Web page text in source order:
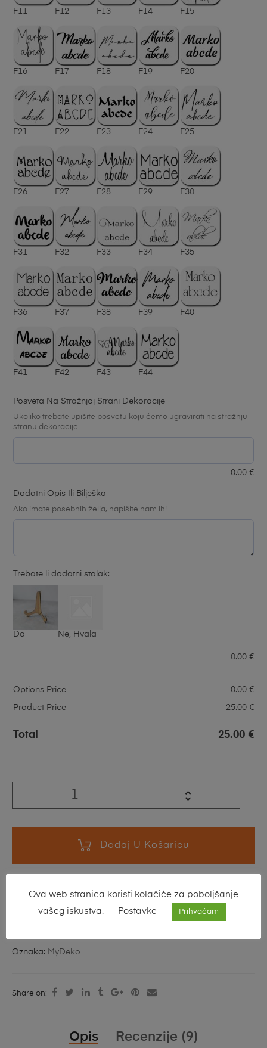
F11 F12 F13 F14 F15
F16 F17 F18 F19 F20
F21 F22 F23 F24 F25
F26 F27 F28 F29 F30
F31 F32 F33 F34 F35
F36 F37 F38 F39 F40
F41 F42 F43 F44
Posveta Na Stražnjoj Strani Dekoracije
Ukoliko trebate upišite posvetu koju ćemo ugravirati na stražnju
stranu dekoracije
0.00 €
Dodatni Opis Ili Bilješka
Ako imate posebnih želja, napišite nam ih!
Trebate li dodatni stalak:
Da Ne, Hvala
0.00 €
Options Price 0.00 €
Product Price 25.00 €
Total 25.00 €
Dodaj U Košaricu
SKU:MyDeko-031
Kategorije:Drveni krugovi & dekoracije Krizma ,Krštenje
Oznaka: MyDeko
Share on:
Opis Recenzije (9)
Ova web stranica koristi kolačiće za poboljšanje
vašeg iskustva.
Postavke Prihvaćam